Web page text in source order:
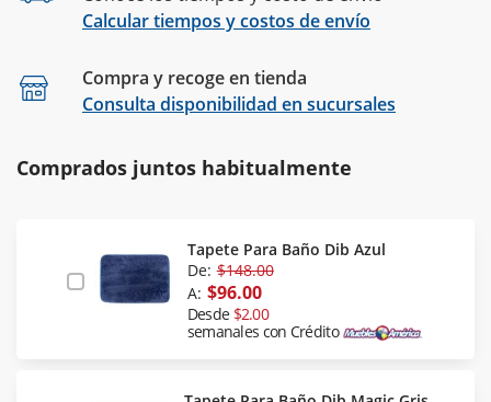
Calcular tiempos y costos de envío
Compra y recoge en tienda
Consulta disponibilidad en sucursales
Comprados juntos habitualmente
Tapete Para Baño Dib Azul
De: $148.00
A: $96.00
Desde $2.00
semanales con Crédito